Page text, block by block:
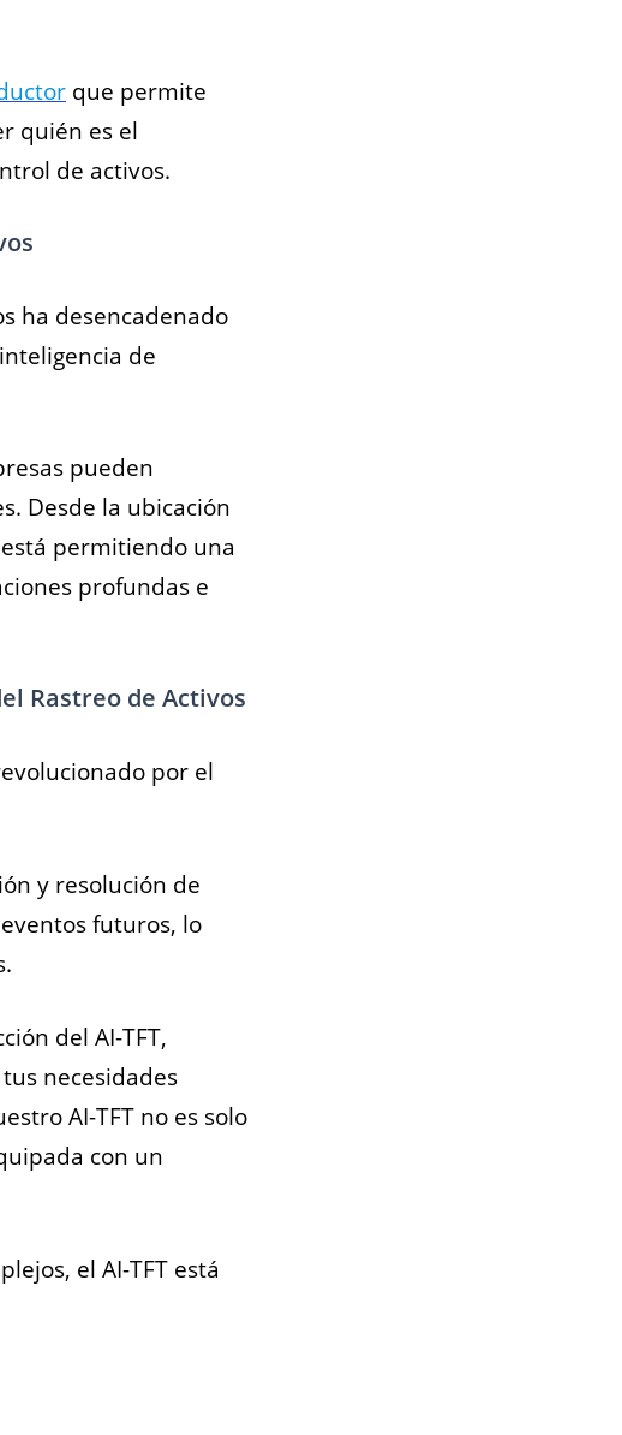
que permite
quién es el
de activos.
ha desencadenado
de
pueden
Desde la ubicación
permitiendo una
profundas e
Rastreo de Activos
por el
y resolución de
futuros, lo
del AI-TFT,
necesidades
AI-TFT no es solo
con un
el AI-TFT está